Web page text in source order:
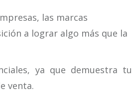
las marcas
a lograr algo más que la
ya que demuestra tu
venta.